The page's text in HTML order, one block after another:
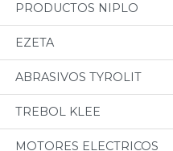
PRODUCTOS NIPLO
EZETA
ABRASIVOS TYROLIT
TREBOL KLEE
MOTORES ELECTRICOS